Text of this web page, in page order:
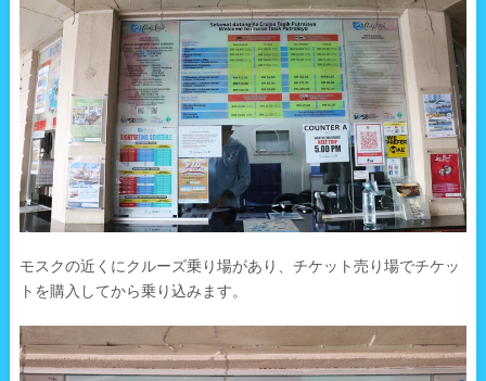
モスクの近くにクルーズ乗り場があり、チケット売り場でチケッ
トを購入してから乗り込みます。